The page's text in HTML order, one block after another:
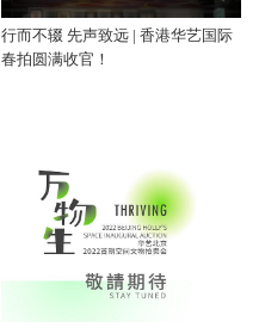
行而不辍 先声致远 | 香港华艺国际
春拍圆满收官！